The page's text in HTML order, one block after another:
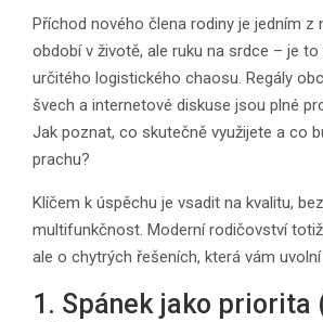
Příchod nového člena rodiny je jedním z
období v životě, ale ruku na srdce – je
určitého logistického chaosu. Regály
švech a internetové diskuse jsou plné
Jak poznat, co skutečně využijete a co
prachu?
Klíčem k úspěchu je vsadit na kvalitu,
multifunkčnost. Moderní rodičovství
ale o chytrých řešeních, která vám uvolní
1. Spánek jako priorita